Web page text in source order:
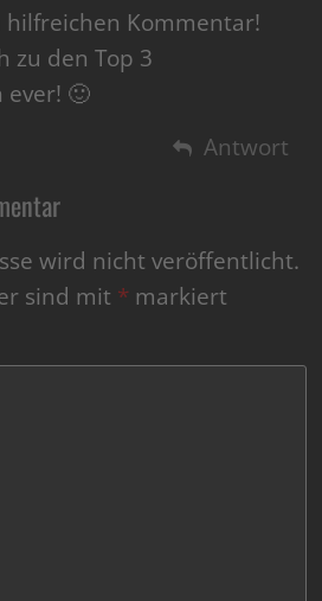
hilfreichen Kommentar!
zu den Top 3
🙂
Antwort
wird nicht veröffentlicht.
sind mit * markiert